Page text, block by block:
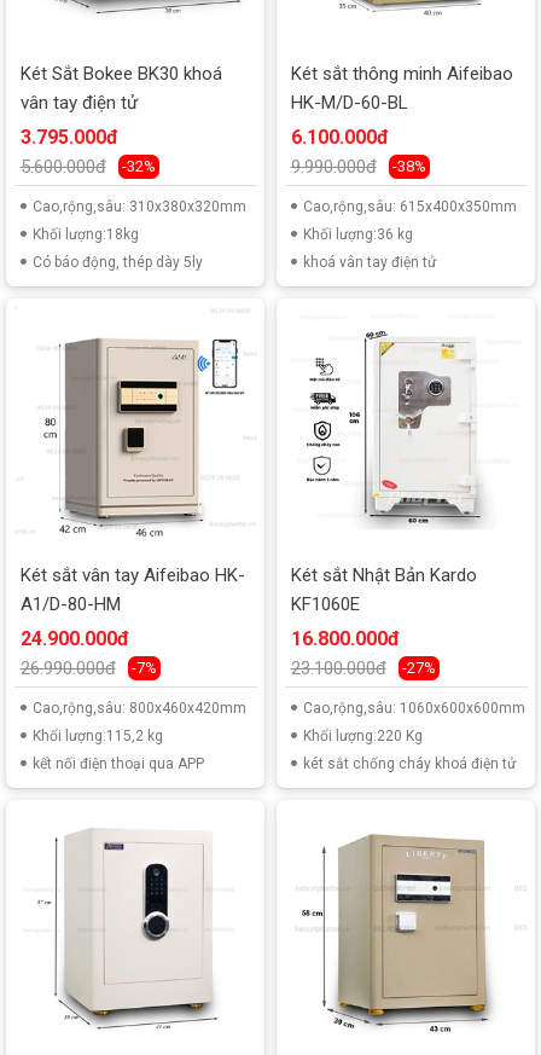
Két Sắt Bokee BK30 khoá
vân tay điện tử
3.795.000đ
5.600.000đ -32%
Cao,rộng,sâu: 310x380x320mm
Khối lượng:18kg
Có báo động, thép dày 5ly
Két sắt thông minh Aifeibao
HK-M/D-60-BL
6.100.000đ
9.990.000đ -38%
Cao,rộng,sâu: 615x400x350mm
Khối lượng:36 kg
khoá vân tay điện tử
Két sắt vân tay Aifeibao HK-
A1/D-80-HM
24.900.000đ
26.990.000đ -7%
Cao,rộng,sâu: 800x460x420mm
Khối lượng:115,2 kg
kết nối điện thoại qua APP
Két sắt Nhật Bản Kardo
KF1060E
16.800.000đ
23.100.000đ -27%
Cao,rộng,sâu: 1060x600x600mm
Khối lượng:220 Kg
két sắt chống cháy khoá điện tử